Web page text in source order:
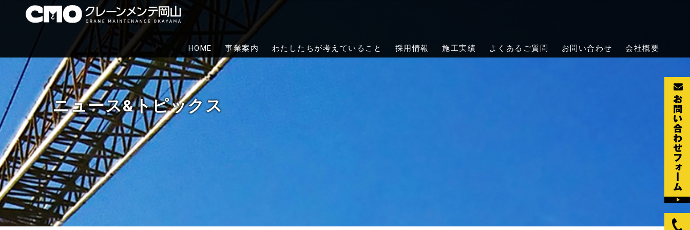
株式会社クレーンメンテ岡山｜岡山・倉敷の天井クレーン点検・メンテナンス
代行から緊急対応まで、確かな技術で工場・倉庫の安全をサポートします。
HOME 事業案内 わたしたちが考えていること 採用情報 施工実績 よくあるご質問 お問い合わせ 会社概要
ニュース&トピックス